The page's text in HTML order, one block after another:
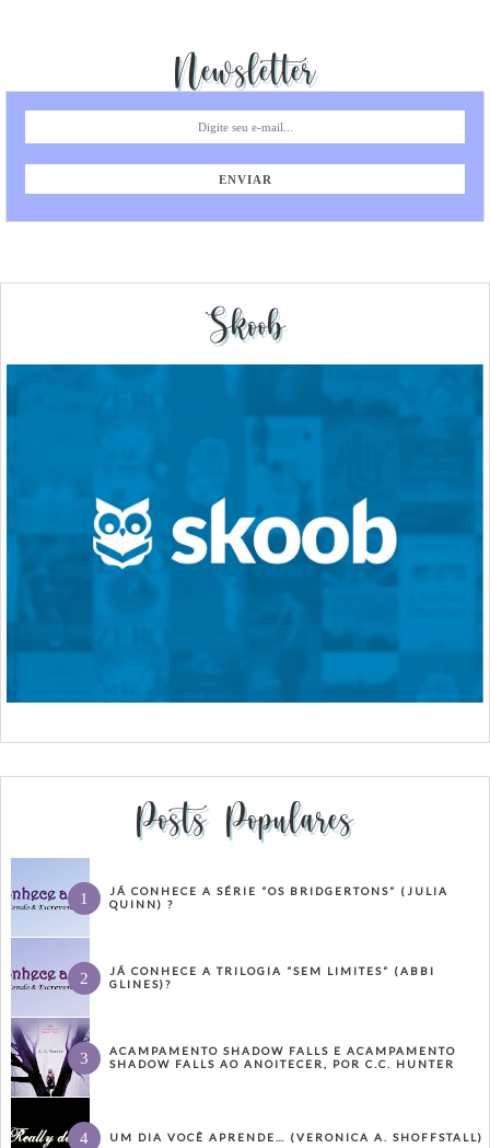
Newsletter
Skoob
Posts Populares
JÁ CONHECE A SÉRIE “OS BRIDGERTONS” (JULIA
QUINN) ?
JÁ CONHECE A TRILOGIA “SEM LIMITES” (ABBI
GLINES)?
ACAMPAMENTO SHADOW FALLS E ACAMPAMENTO
SHADOW FALLS AO ANOITECER, POR C.C. HUNTER
UM DIA VOCÊ APRENDE… (VERONICA A. SHOFFSTALL)